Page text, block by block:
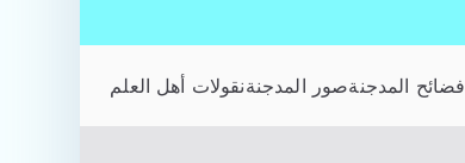
فضائح المدجنةصور المدجنةنقولات أهل العلم